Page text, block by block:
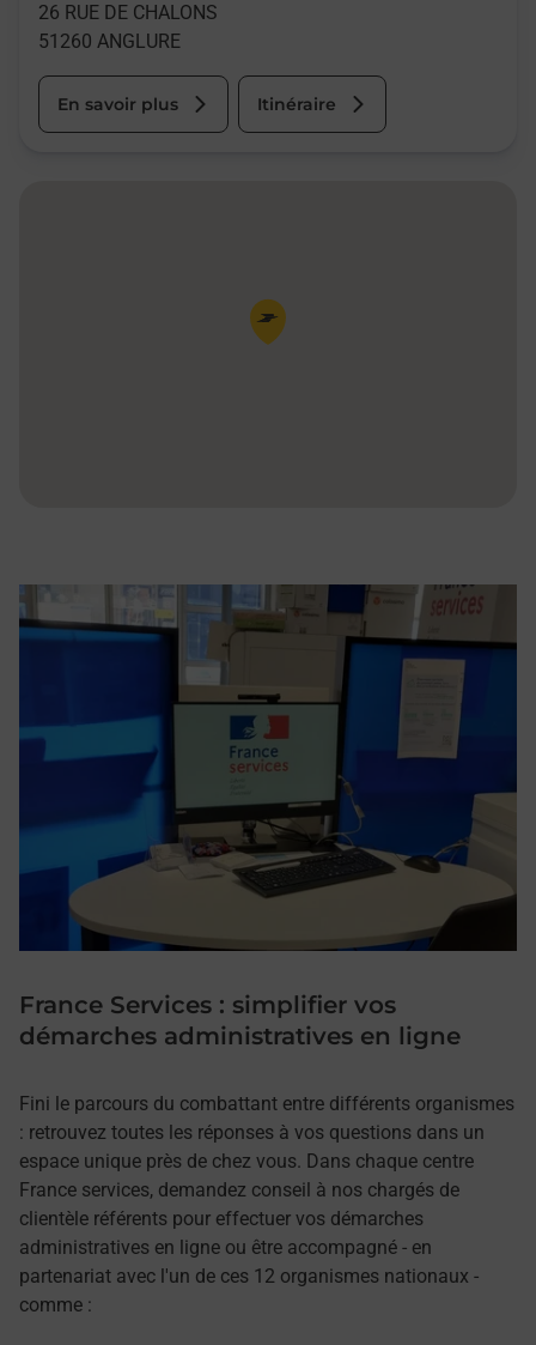
26 RUE DE CHALONS
51260 ANGLURE
En savoir plus Itinéraire
Pin de la carte
France Services : simplifier vos
démarches administratives en ligne
Fini le parcours du combattant entre différents organismes
: retrouvez toutes les réponses à vos questions dans un
espace unique près de chez vous. Dans chaque centre
France services, demandez conseil à nos chargés de
clientèle référents pour effectuer vos démarches
administratives en ligne ou être accompagné - en
partenariat avec l'un de ces 12 organismes nationaux -
comme :